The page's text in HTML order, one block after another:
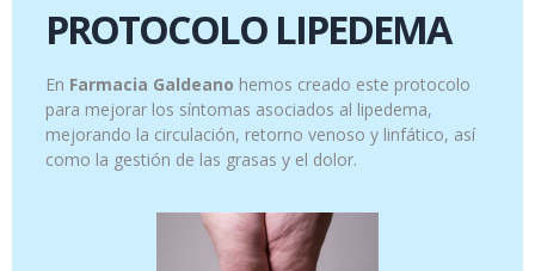
Productos relacionados
PROTOCOLO LIPEDEMA
En Farmacia Galdeano hemos creado este protocolo
para mejorar los síntomas asociados al lipedema,
mejorando la circulación, retorno venoso y linfático, así
como la gestión de las grasas y el dolor.